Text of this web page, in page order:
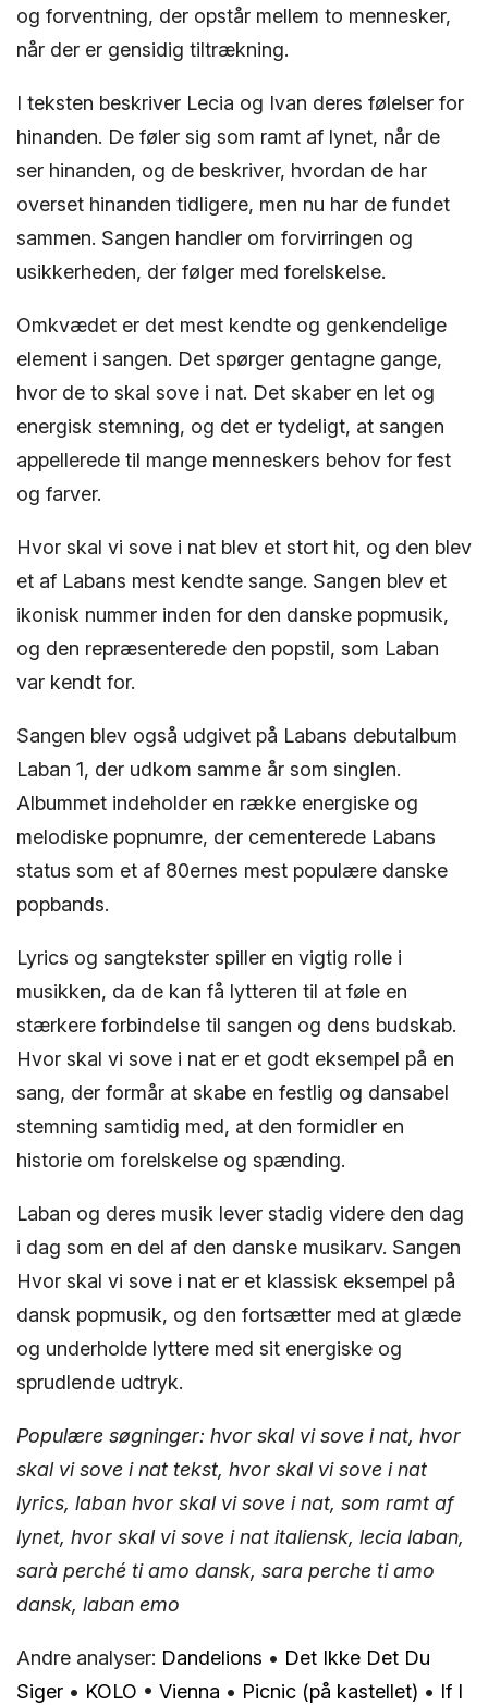
og forventning, der opstår mellem to mennesker,
når der er gensidig tiltrækning.
I teksten beskriver Lecia og Ivan deres følelser for
hinanden. De føler sig som ramt af lynet, når de
ser hinanden, og de beskriver, hvordan de har
overset hinanden tidligere, men nu har de fundet
sammen. Sangen handler om forvirringen og
usikkerheden, der følger med forelskelse.
Omkvædet er det mest kendte og genkendelige
element i sangen. Det spørger gentagne gange,
hvor de to skal sove i nat. Det skaber en let og
energisk stemning, og det er tydeligt, at sangen
appellerede til mange menneskers behov for fest
og farver.
Hvor skal vi sove i nat blev et stort hit, og den blev
et af Labans mest kendte sange. Sangen blev et
ikonisk nummer inden for den danske popmusik,
og den repræsenterede den popstil, som Laban
var kendt for.
Sangen blev også udgivet på Labans debutalbum
Laban 1, der udkom samme år som singlen.
Albummet indeholder en række energiske og
melodiske popnumre, der cementerede Labans
status som et af 80ernes mest populære danske
popbands.
Lyrics og sangtekster spiller en vigtig rolle i
musikken, da de kan få lytteren til at føle en
stærkere forbindelse til sangen og dens budskab.
Hvor skal vi sove i nat er et godt eksempel på en
sang, der formår at skabe en festlig og dansabel
stemning samtidig med, at den formidler en
historie om forelskelse og spænding.
Laban og deres musik lever stadig videre den dag
i dag som en del af den danske musikarv. Sangen
Hvor skal vi sove i nat er et klassisk eksempel på
dansk popmusik, og den fortsætter med at glæde
og underholde lyttere med sit energiske og
sprudlende udtryk.
Populære søgninger: hvor skal vi sove i nat, hvor
skal vi sove i nat tekst, hvor skal vi sove i nat
lyrics, laban hvor skal vi sove i nat, som ramt af
lynet, hvor skal vi sove i nat italiensk, lecia laban,
sarà perché ti amo dansk, sara perche ti amo
dansk, laban emo
Andre analyser: Dandelions • Det Ikke Det Du
Siger • KOLO • Vienna • Picnic (på kastellet) • If I